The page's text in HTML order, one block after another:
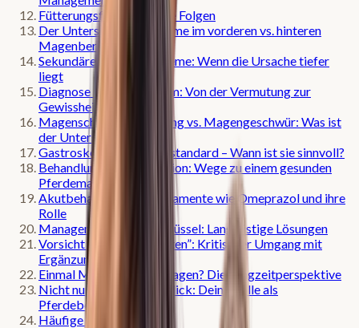
Fütterungsfehler und ihre Folgen
Der Unterschied: Probleme im vorderen vs. hinteren
Magenbereich
Sekundäre Magenprobleme: Wenn die Ursache tiefer
liegt
Diagnose Magenproblem: Von der Vermutung zur
Gewissheit
Magenschleimhautreizung vs. Magengeschwür: Was ist
der Unterschied?
Gastroskopie: Der Goldstandard – Wann ist sie sinnvoll?
Behandlung und Prävention: Wege zu einem gesunden
Pferdemagen
Akutbehandlung: Medikamente wie Omeprazol und ihre
Rolle
Management ist der Schlüssel: Langfristige Lösungen
Vorsicht vor “Zaubersäften”: Kritischer Umgang mit
Ergänzungsfuttermitteln
Einmal Magen, immer Magen? Die Langzeitperspektive
Nicht nur das Pferd im Blick: Deine Rolle als
Pferdebesitzer
Häufige Fragen